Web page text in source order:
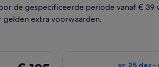
de gespecificeerde periode vanaf € 39
gelden extra voorwaarden.
vr. 25 dec -